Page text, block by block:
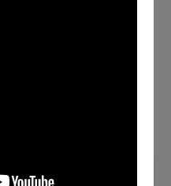
折優待，入場時應出示身心